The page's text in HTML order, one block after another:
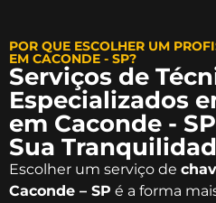
POR QUE ESCOLHER UM
EM CACONDE - SP?
Serviços de
Especializados
em Caconde -
Sua
Escolher um serviço de
Caconde – SP é a forma